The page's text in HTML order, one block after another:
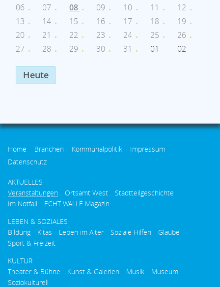
06
07 08 09 10 11
12
13
14 15 16 17 18
19
20
21 22 23 24 25
26
27
28 29 30 31 01 02
Heute
Home Branchen Kommunalpolitik
Impressum
Datenschutz
AKTUELLES
Veranstaltungen
Ortsamt West
Stadtteilgeschichte
Im Notfall
ECHT WALLE Magazin
LEBEN & SOZIALES
Bildung
Kitas Leben im Alter Soziale Hilfen
Glaube
Sport & Freizeit
KULTUR
Theater & Bühne
Kunst & Galerien Musik
Museum
Soziokulturell